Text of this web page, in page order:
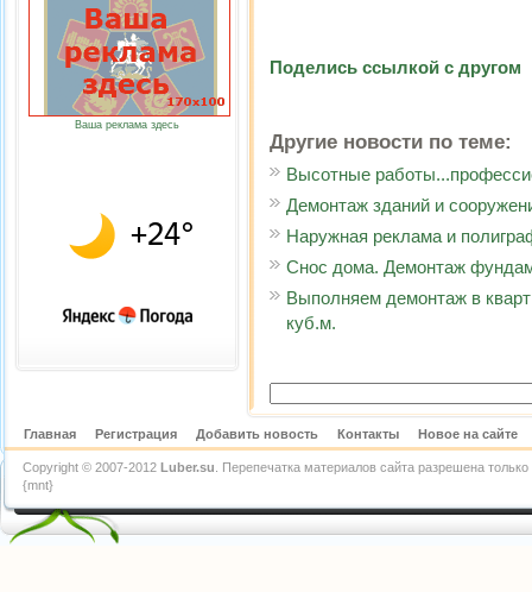
Ваша реклама здесь
Поделись ссылкой с другом
Другие новости по теме:
Высотные
Демонтаж зданий и
Наружная реклама и
Снос дома. Демонтаж
Выполняем демонтаж в
куб.м.
Главная Регистрация Добавить новость Контакты Новое на сайте
Copyright © 2007-2012 Luber.su . Перепечатка материалов сайта разрешена
{mnt}